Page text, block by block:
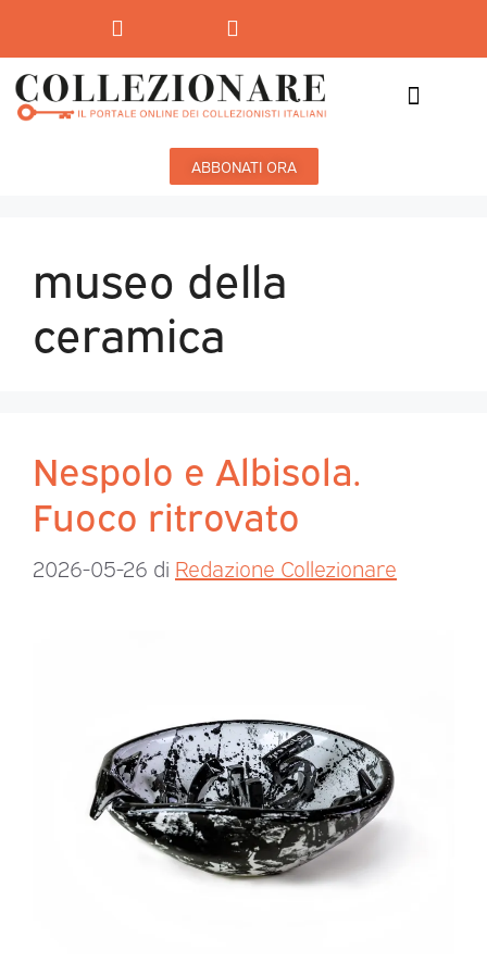
ABBONATI ORA
museo della
ceramica
Nespolo e Albisola.
Fuoco ritrovato
2026-05-26 di Redazione Collezionare